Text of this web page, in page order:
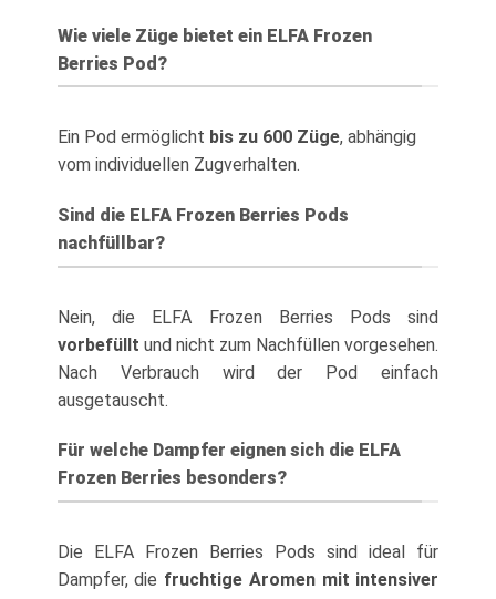
Wie viele Züge bietet ein ELFA Frozen
Berries Pod?
Ein Pod ermöglicht bis zu 600 Züge, abhängig
vom individuellen Zugverhalten.
Sind die ELFA Frozen Berries Pods
nachfüllbar?
Nein, die ELFA Frozen Berries Pods sind
vorbefüllt und nicht zum Nachfüllen vorgesehen.
Nach Verbrauch wird der Pod einfach
ausgetauscht.
Für welche Dampfer eignen sich die ELFA
Frozen Berries besonders?
Die ELFA Frozen Berries Pods sind ideal für
Dampfer, die fruchtige Aromen mit intensiver